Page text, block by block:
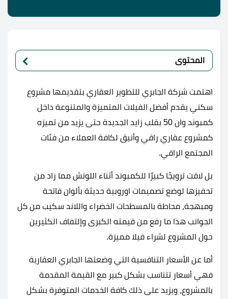
المحتوى
اهتمت شركة الجابري للتطوير العقاري بتقديمها مشروع
سكني يقدم أفضل الفيلات المتميزة والمتنوعة داخل
كمبوند وان 50 بقلب زايد الجديدة حتى يزيد من تميزه
كمشروع عقاري راقي وأنيق لكافة العملاء من فئات
المجتمع الراقي.
بل لاقت ترويجًا كبيرًا للكمبوند أثناء اللونش مما زاد من
تحفيزها لوضع تصميمات اوروبية حديثة بألوان فاتحة
ومبهجة، محاطة بالمسطحات الخضراء واللاند سكيب من كل
الجوانب هذا ما رفع من قيمته الكبرى وإلتفاف الكثيرين
حول المشروع لشراء فيلا مميزة.
أما عن الأسعار التنافسية التي وضعتها الجابري العقارية
فهي أسعار تتناسب بشكل كبير مع القيمة المقدمة
بالمشروع، ويزيد على ذلك كافة الخدمات المتوفرة بشكل